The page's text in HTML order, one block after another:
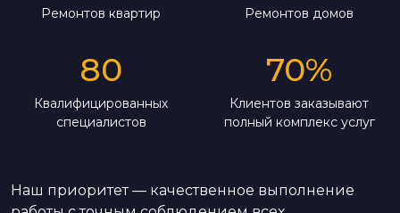
Ремонтов квартир Ремонтов домов
80
Квалифицированных
специалистов
70%
Клиентов заказывают
полный комплекс услуг
Наш приоритет — качественное выполнение